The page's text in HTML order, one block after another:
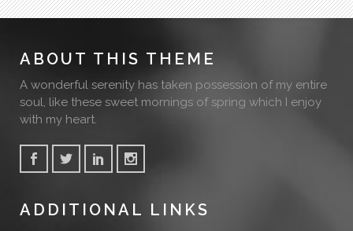
ABOUT THIS THEME
A wonderful serenity has taken possession of my entire
soul, like these sweet mornings of spring which I enjoy
with my heart.
ADDITIONAL LINKS